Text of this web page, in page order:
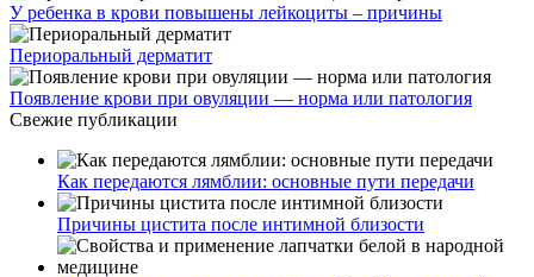
У ребенка в крови повышены лейкоциты – причины
Периоральный дерматит
Появление крови при овуляции — норма или патология
Свежие публикации
Как передаются лямблии: основные пути передачи
Причины цистита после интимной близости